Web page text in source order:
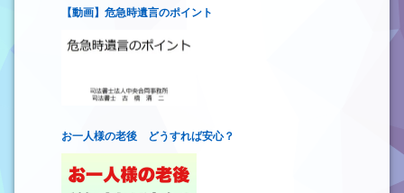
【動画】危急時遺言のポイント
お一人様の老後 どうすれば安心？